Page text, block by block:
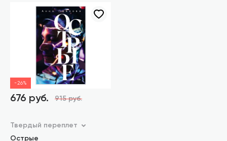
-26%
676 руб. 915 руб.
Твердый переплет
Острые